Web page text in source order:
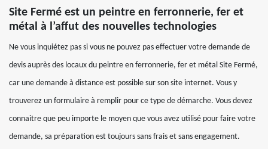
Site Fermé est un peintre en ferronnerie, fer et
métal à l’affut des nouvelles technologies
Ne vous inquiétez pas si vous ne pouvez pas effectuer votre demande de
devis auprès des locaux du peintre en ferronnerie, fer et métal Site Fermé,
car une demande à distance est possible sur son site internet. Vous y
trouverez un formulaire à remplir pour ce type de démarche. Vous devez
connaitre que peu importe le moyen que vous avez utilisé pour faire votre
demande, sa préparation est toujours sans frais et sans engagement.